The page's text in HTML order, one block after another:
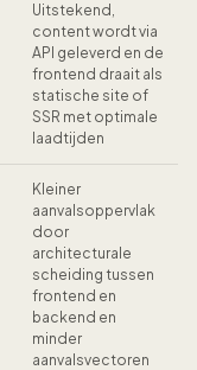
Uitstekend,
content wordt via
API geleverd en de
frontend draait als
statische site of
SSR met optimale
laadtijden
Kleiner
aanvalsoppervlak
door
architecturale
scheiding tussen
frontend en
backend en
minder
aanvalsvectoren